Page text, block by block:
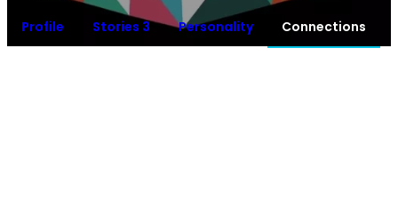
Profile Stories 3 Personality Connections